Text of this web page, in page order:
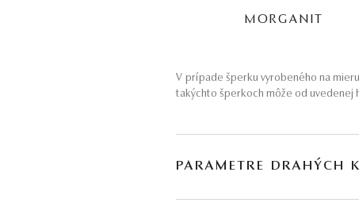
MORGANIT
V prípade šperku vyrobeného na
takýchto šperkoch môže od uvedenej
PARAMETRE DRAHÝCH